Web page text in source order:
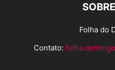
Folha do
Contato: